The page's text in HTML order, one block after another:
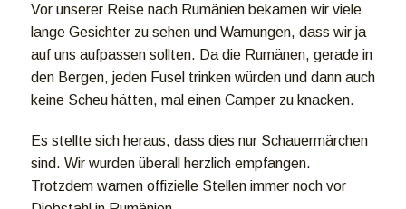
Vor unserer Reise nach Rumänien bekamen wir viele
lange Gesichter zu sehen und Warnungen, dass wir ja
auf uns aufpassen sollten. Da die Rumänen, gerade in
den Bergen, jeden Fusel trinken würden und dann auch
keine Scheu hätten, mal einen Camper zu knacken.
Es stellte sich heraus, dass dies nur Schauermärchen
sind. Wir wurden überall herzlich empfangen.
Trotzdem warnen offizielle Stellen immer noch vor